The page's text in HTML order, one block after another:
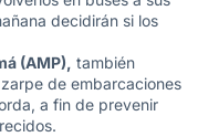
decidirán si los
(AMP), también
de embarcaciones
a fin de prevenir